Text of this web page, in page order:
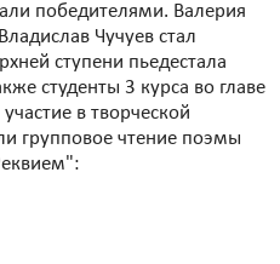
победителями. Валерия
Чучуев стал
ступени пьедестала
студенты 3 курса во главе
в творческой
групповое чтение поэмы